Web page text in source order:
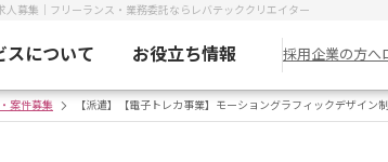
募集｜フリーランス・業務委託ならレバテッククリエイター
スについて お役立ち情報 採用企業の方へ
案件募集 【派遣】【電子トレカ事業】モーショングラフィックデザイン